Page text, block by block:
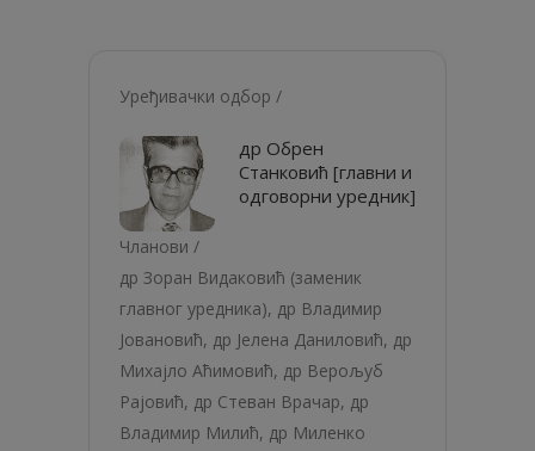
Уређивачки одбор /
др Обрен
Станковић [главни и
одговорни уредник]
Чланови /
др Зоран Видаковић (заменик
главног уредника), др Владимир
Јовановић, др Јелена Даниловић, др
Михајло Аћимовић, др Верољуб
Рајовић, др Стеван Врачар, др
Владимир Милић, др Миленко